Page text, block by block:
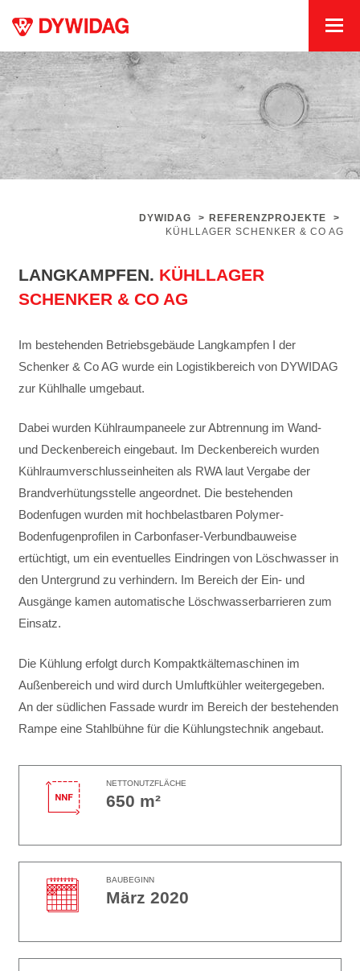
DYWIDAG > REFERENZPROJEKTE
>
KÜHLLAGER SCHENKER & CO AG
LANGKAMPFEN. KÜHLLAGER
SCHENKER & CO AG
Im bestehenden Betriebsgebäude Langkampfen I der
Schenker & Co AG wurde ein Logistikbereich von DYWIDAG
zur Kühlhalle umgebaut.
Dabei wurden Kühlraumpaneele zur Abtrennung im Wand-
und Deckenbereich eingebaut. Im Deckenbereich wurden
Kühlraumverschlusseinheiten als RWA laut Vergabe der
Brandverhütungsstelle angeordnet. Die bestehenden
Bodenfugen wurden mit hochbelastbaren Polymer-
Bodenfugenprofilen in Carbonfaser-Verbundbauweise
ertüchtigt, um ein eventuelles Eindringen von Löschwasser in
den Untergrund zu verhindern. Im Bereich der Ein- und
Ausgänge kamen automatische Löschwasserbarrieren zum
Einsatz.
Die Kühlung erfolgt durch Kompaktkältemaschinen im
Außenbereich und wird durch Umluftkühler weitergegeben.
An der südlichen Fassade wurdr im Bereich der bestehenden
Rampe eine Stahlbühne für die Kühlungstechnik angebaut.
NETTONUTZFLÄCHE
650 m²
BAUBEGINN
März 2020